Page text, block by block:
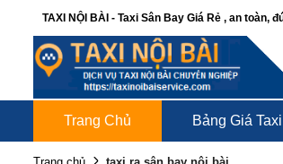
TAXI NỘI BÀI - Taxi Sân Bay Giá Rẻ , an toàn,
Trang Chủ Bảng Giá
taxi ra sân bay nội bài